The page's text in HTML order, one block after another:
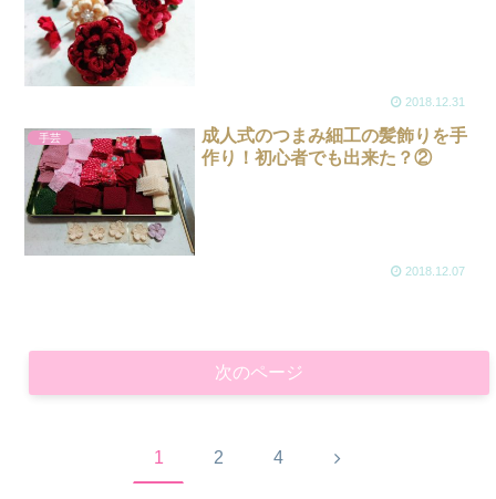
2018.12.31
手芸
成人式のつまみ細工の髪飾りを手
作り！初心者でも出来た？②
2018.12.07
次のページ
1 2 4 次